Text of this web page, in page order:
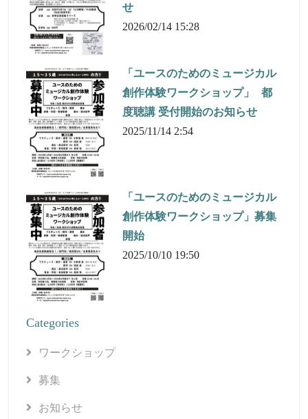
せ
2026/02/14 15:28
「ユースのためのミュージカル
創作体験ワークショップ」 都
度聴講 受付開始のお知らせ
2025/11/14 2:54
「ユースのためのミュージカル
創作体験ワークショップ」募集
開始
2025/10/10 19:50
Categories
ワークショップ
募集
お知らせ